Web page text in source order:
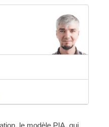
le modèle PIA, qui